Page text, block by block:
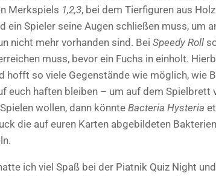
Merkspiels 1,2,3, bei dem Tierfiguren aus
ein Spieler seine Augen schließen muss, um
nicht mehr vorhanden sind. Bei Speedy Roll
muss, bevor ein Fuchs in einholt.
hofft so viele Gegenstände wie möglich, wie
euch haften bleiben – um auf dem
wollen, dann könnteBacteria Hysteria
die auf euren Karten abgebildeten
ich viel Spaß bei der Piatnik Quiz Night